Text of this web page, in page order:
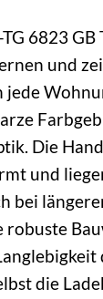
TG 6823
und
jede
Die
und
bei
die